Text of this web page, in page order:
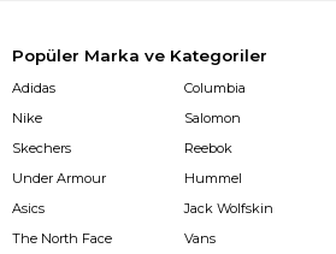
Popüler Marka ve Kategoriler
Adidas
Nike
Skechers
Under Armour
Asics
The North Face
Columbia
Salomon
Reebok
Hummel
Jack Wolfskin
Vans